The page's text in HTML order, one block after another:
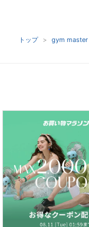
トップ gym master